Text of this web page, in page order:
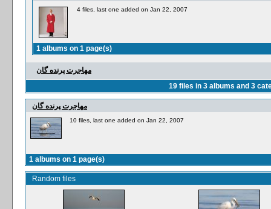
4 files, last one added on Jan 22, 2007
1 albums on 1 page(s)
مهاجرت پرنده گان
19files in 3albums and 3
مهاجرت پرنده گان
10 files, last one added on Jan 22, 2007
1 albums on 1 page(s)
Random files